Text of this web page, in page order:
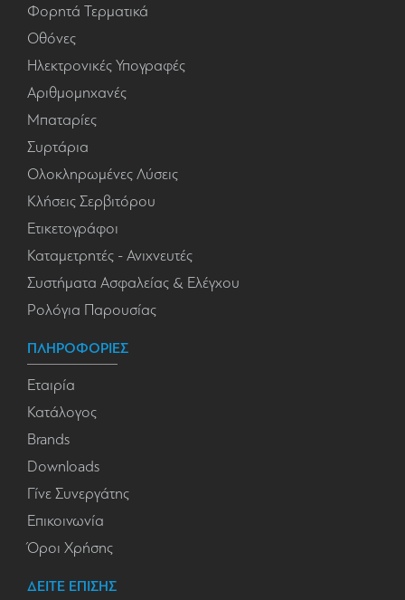
Φορητά Τερματικά
Οθόνες
Ηλεκτρονικές Υπογραφές
Αριθμομηχανές
Μπαταρίες
Συρτάρια
Ολοκληρωμένες Λύσεις
Κλήσεις Σερβιτόρου
Ετικετογράφοι
Καταμετρητές - Ανιχνευτές
Συστήματα Ασφαλείας & Ελέγχου
Ρολόγια Παρουσίας
ΠΛΗΡΟΦΟΡΙΕΣ
Εταιρία
Κατάλογος
Brands
Downloads
Γίνε Συνεργάτης
Επικοινωνία
Όροι Χρήσης
ΔΕΙΤΕ ΕΠΙΣΗΣ